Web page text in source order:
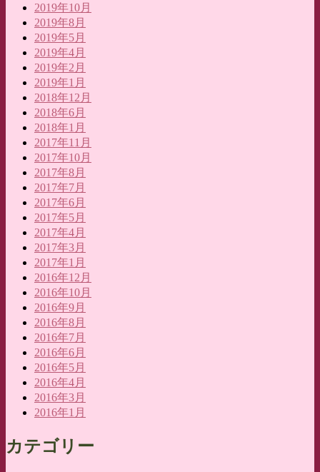
2019年10月
2019年8月
2019年5月
2019年4月
2019年2月
2019年1月
2018年12月
2018年6月
2018年1月
2017年11月
2017年10月
2017年8月
2017年7月
2017年6月
2017年5月
2017年4月
2017年3月
2017年1月
2016年12月
2016年10月
2016年9月
2016年8月
2016年7月
2016年6月
2016年5月
2016年4月
2016年3月
2016年1月
カテゴリー